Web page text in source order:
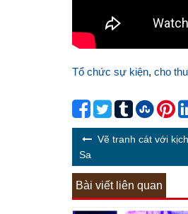
Tổ chức sự kiện, cho
Vẽ tranh cát với
Sa
Bài viết liên quan